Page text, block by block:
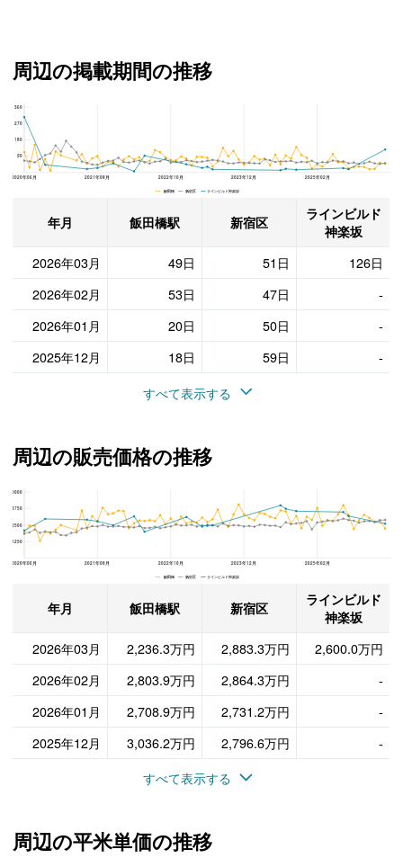
周辺の掲載期間の推移
2020年06月 2021年08月 2022年10月 2023年12月 2025年02月
360
270
180
90
飯田橋 新宿区 ラインビルド神楽坂
年月 飯田橋駅 新宿区
ラインビルド
神楽坂
2026年03月
49日 51日
126日
2026年02月
53日 47日
-
2026年01月
20日 50日
-
2025年12月
18日 59日
-
すべて表示する
周辺の販売価格の推移
ラインビルド神楽坂、新宿区と飯田橋駅の周辺の販売価格の推移
2020年06月 2021年08月 2022年10月 2023年12月 2025年02月
5000
3750
2500
1250
飯田橋 新宿区 ラインビルド神楽坂
年月 飯田橋駅 新宿区
ラインビルド
神楽坂
2026年03月
2,236.3万円 2,883.3万円
2,600.0万円
2026年02月
2,803.9万円 2,864.3万円
-
2026年01月
2,708.9万円 2,731.2万円
-
2025年12月
3,036.2万円 2,796.6万円
-
すべて表示する
周辺の平米単価の推移